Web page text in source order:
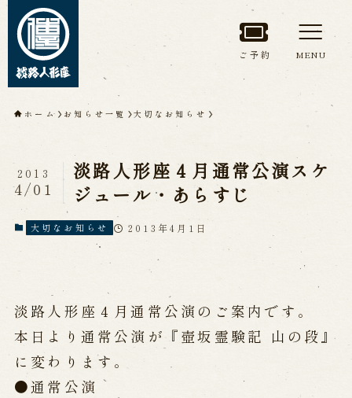
トップページ
淡路人形座について
淡路人形座とは
座員紹介
人間国宝 故鶴澤友路師匠
淡路人形座の成り立ち
淡路人形座で研修した人々
淡路人形浄瑠璃を受け継いで
公演情報
公演カレンダー
開催中の公演
近日開催の公演
ご予約 MENU
ホーム お知らせ一覧 大切なお知らせ
淡路人形座４月通常公演スケ
ジュール・あらすじ
2013
4/01
大切なお知らせ 2013年4月1日
淡路人形座４月通常公演のご案内です。
本日より通常公演が『壺坂霊験記 山の段』
に変わります。
●通常公演